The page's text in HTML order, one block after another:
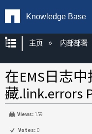
Knowledge Base
扩展/隐缩全局
主页 内部部署
在EMS日志
藏.link.errors
Views: 159
Votes: 0